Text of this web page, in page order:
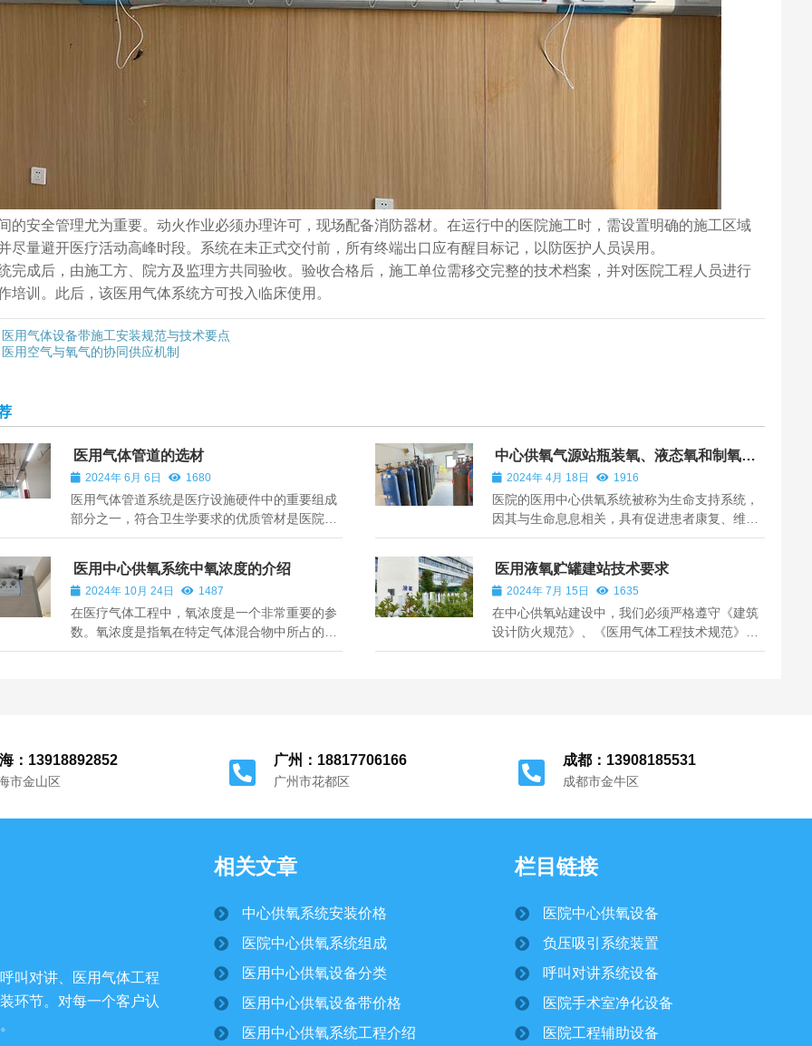
的安全管理尤为重要。动火作业必须办理许可，现场配备消防器材。在运行中的医院施工时，需设置明确的施工区域
尽量避开医疗活动高峰时段。系统在未正式交付前，所有终端出口应有醒目标记，以防医护人员误用。
完成后，由施工方、院方及监理方共同验收。验收合格后，施工单位需移交完整的技术档案，并对医院工程人员进行
培训。此后，该医用气体系统方可投入临床使用。
医用气体设备带施工安装规范与技术要点
医用空气与氧气的协同供应机制
医用气体管道的选材
2024年 6月 6日 1680
医用气体管道系统是医疗设施硬件中的重要组成
部分之一，符合卫生学要求的优质管材是医院进
行抢救、治疗和检测的有效保证。铜管和不锈钢
泛、技术成熟可靠。我们在选择管道时应考虑哪
些因素： 1.不同气体具有不同的化学性质...
中心供氧气源站瓶装氧、液态氧和制氧机
三者区别
2024年 4月 18日 1916
医院的医用中心供氧系统被称为生命支持系统，
因其与生命息息相关，具有促进患者康复、维系
危重患者生命的重要作用，用气较多的中大型医
机的一个重要原因就是相较于瓶装氧和液态氧，
其更加安全、自主、经济、便捷。 安全性...
医用中心供氧系统中氧浓度的介绍
2024年 10月 24日 1487
在医疗气体工程中，氧浓度是一个非常重要的参
数。氧浓度是指氧在特定气体混合物中所占的比
例。在医疗领域，准确控制和提供适当的氧浓度
医用液氧贮罐建站技术要求
2024年 7月 15日 1635
在中心供氧站建设中，我们必须严格遵守《建筑
设计防火规范》、《医用气体工程技术规范》以
及《氧气站设计规范》的要求。下列基础图所示
：13918892852
市金山区
广州：18817706166
广州市花都区
成都：13908185531
成都市金牛区
叫对讲、医用气体工程
环节。对每一个客户认
相关文章
中心供氧系统安装价格
医院中心供氧系统组成
医用中心供氧设备分类
医用中心供氧设备带价格
医用中心供氧系统工程介绍
栏目链接
医院中心供氧设备
负压吸引系统装置
呼叫对讲系统设备
医院手术室净化设备
医院工程辅助设备